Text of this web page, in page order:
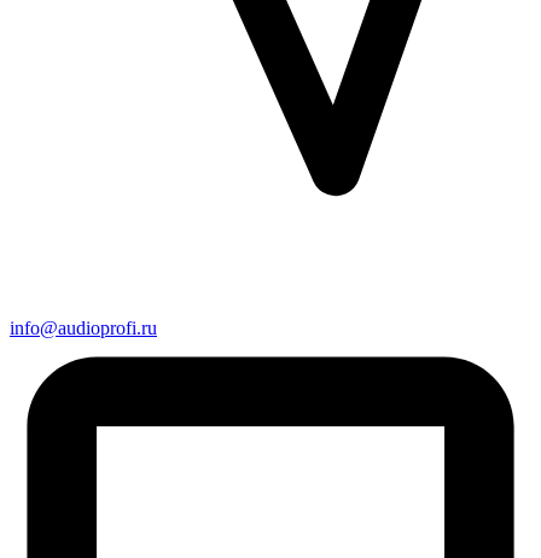
info@audioprofi.ru